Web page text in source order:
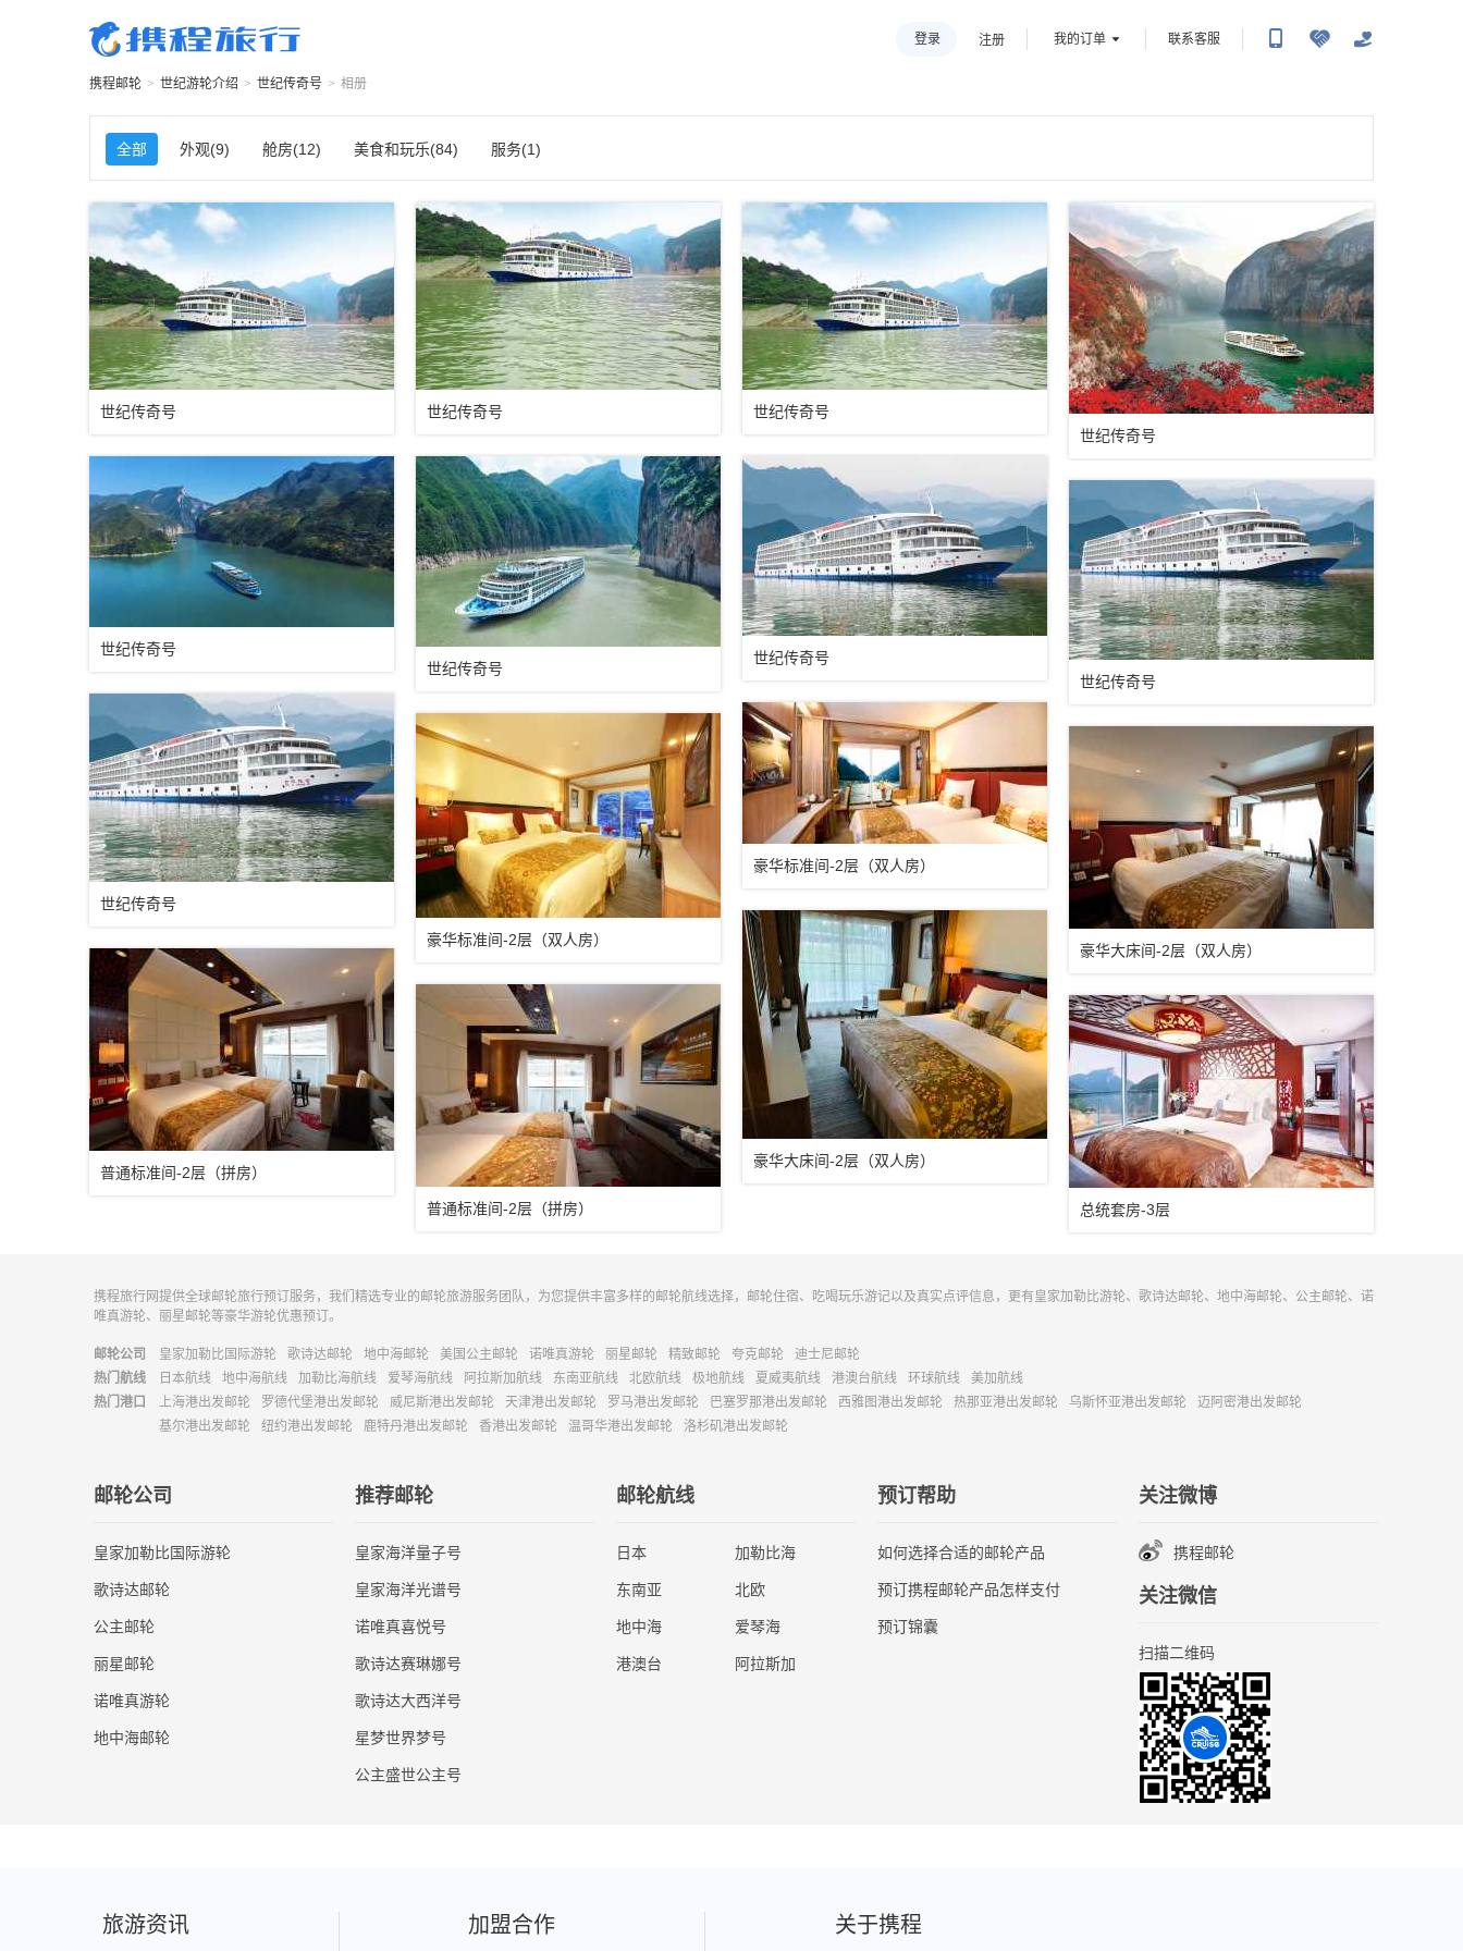
登录 注册 我的订单 联系客服
携程邮轮 > 世纪游轮介绍 > 世纪传奇号 > 相册
全部 外观(9) 舱房(12) 美食和玩乐(84) 服务(1)
世纪传奇号
世纪传奇号
世纪传奇号
普通标准间-2层（拼房）
世纪传奇号
世纪传奇号
豪华标准间-2层（双人房）
普通标准间-2层（拼房）
世纪传奇号
世纪传奇号
豪华标准间-2层（双人房）
豪华大床间-2层（双人房）
世纪传奇号
世纪传奇号
豪华大床间-2层（双人房）
总统套房-3层
携程旅行网提供全球邮轮旅行预订服务，我们精选专业的邮轮旅游服务团队，为您提供丰富多样的邮轮航线选择，邮轮住宿、吃喝玩乐游记以及真实点评信息，更有皇家加勒比游轮、歌诗达邮轮、地中海邮轮、公主邮轮、诺
唯真游轮、丽星邮轮等豪华游轮优惠预订。
邮轮公司 皇家加勒比国际游轮 歌诗达邮轮 地中海邮轮 美国公主邮轮 诺唯真游轮 丽星邮轮 精致邮轮 夸克邮轮
迪士尼邮轮
热门航线
日本航线 地中海航线 加勒比海航线 爱琴海航线 阿拉斯加航线 东南亚航线 北欧航线 极地航线 夏威夷航线 港澳台航线 环球航线
美加航线
热门港口
上海港出发邮轮 罗德代堡港出发邮轮 威尼斯港出发邮轮 天津港出发邮轮 罗马港出发邮轮 巴塞罗那港出发邮轮 西雅图港出发邮轮 热那亚港出发邮轮 乌斯怀亚港出发邮轮
迈阿密港出发邮轮
基尔港出发邮轮
纽约港出发邮轮 鹿特丹港出发邮轮 香港出发邮轮 温哥华港出发邮轮 洛杉矶港出发邮轮
邮轮公司
皇家加勒比国际游轮
歌诗达邮轮
公主邮轮
丽星邮轮
诺唯真游轮
地中海邮轮
推荐邮轮
皇家海洋量子号
皇家海洋光谱号
诺唯真喜悦号
歌诗达赛琳娜号
歌诗达大西洋号
星梦世界梦号
公主盛世公主号
邮轮航线
日本 加勒比海
东南亚 北欧
地中海 爱琴海
港澳台 阿拉斯加
预订帮助
如何选择合适的邮轮产品
预订携程邮轮产品怎样支付
预订锦囊
关注微博
携程邮轮
关注微信
扫描二维码
旅游资讯 加盟合作 关于携程